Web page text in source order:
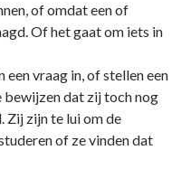
of omdat een of
Of het gaat om iets in
een vraag in, of stellen een
bewijzen dat zij toch nog
Zij zijn te lui om de
of ze vinden dat